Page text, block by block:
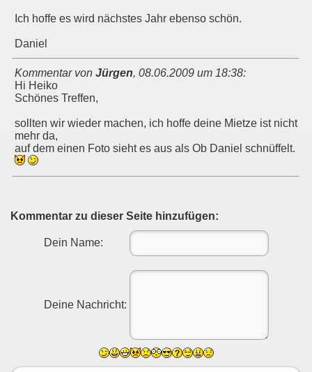
Ich hoffe es wird nächstes Jahr ebenso schön.
Daniel
Kommentar von Jürgen, 08.06.2009 um 18:38:
Hi Heiko
Schönes Treffen,
sollten wir wieder machen, ich hoffe deine Mietze ist nicht
mehr da,
auf dem einen Foto sieht es aus als Ob Daniel schnüffelt.
Kommentar zu dieser Seite hinzufügen:
Dein Name:
Deine Nachricht: